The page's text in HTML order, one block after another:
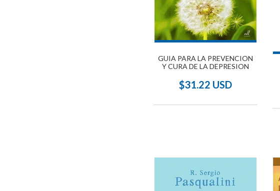
GUIA PARA LA PREVENCION
Y CURA DE LA DEPRESION
$31.22 USD